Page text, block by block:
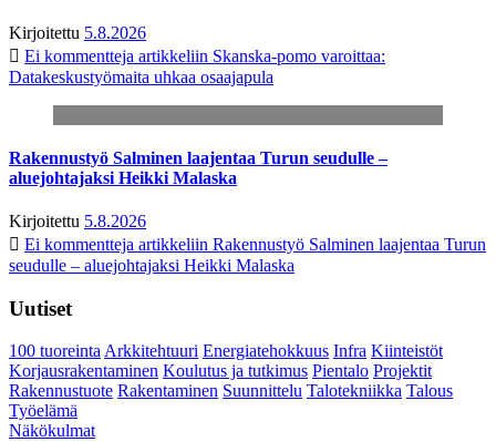
Kirjoitettu 5.8.2026
Ei kommentteja artikkeliin Skanska-pomo varoittaa:
Datakeskustyömaita uhkaa osaajapula
Rakennustyö Salminen laajentaa Turun seudulle –
aluejohtajaksi Heikki Malaska
Kirjoitettu 5.8.2026
Ei kommentteja artikkeliin Rakennustyö Salminen laajentaa Turun
seudulle – aluejohtajaksi Heikki Malaska
Uutiset
100 tuoreintaArkkitehtuuri Energiatehokkuus Infra Kiinteistöt
Korjausrakentaminen Koulutus ja tutkimus Pientalo Projektit
Rakennustuote Rakentaminen Suunnittelu Talotekniikka Talous
Työelämä
Näkökulmat